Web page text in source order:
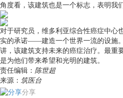
角度看，该建筑也是一个标志，表明我
对于研究员，维多利亚综合性癌症中心
实的承诺——建造一个世界一流的设施
讲，该建筑支持未来的癌症治疗。最重
是为他们带来希望和光明的建筑。
责任编辑： 陈世超
来源： 筑医台
分享